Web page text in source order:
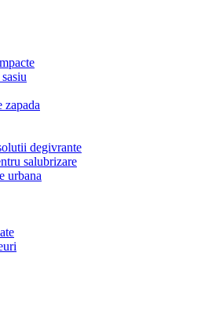
zapada
degivrante
salubrizare
urbana